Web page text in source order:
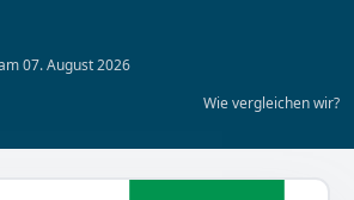
07. August 2026
Wie vergleichen wir?